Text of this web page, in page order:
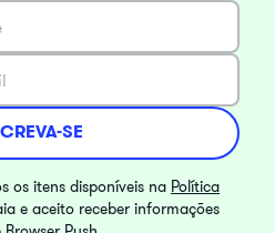
SE
os itens disponíveis na Política
e aceito receber informações